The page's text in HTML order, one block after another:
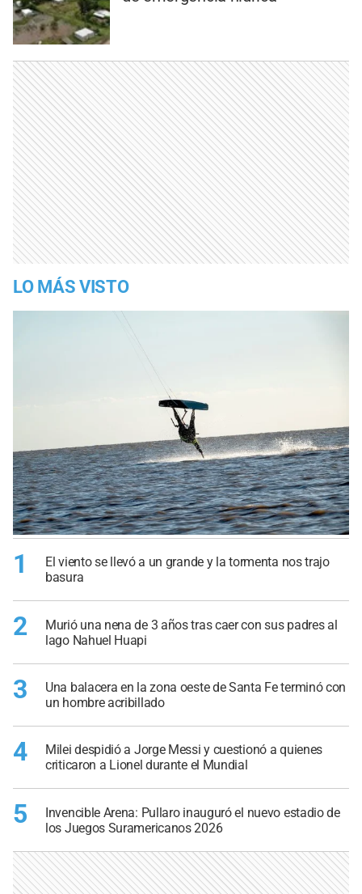
LO MÁS VISTO
1
El viento se llevó a un grande y la tormenta nos trajo
basura
2
Murió una nena de 3 años tras caer con sus padres al
lago Nahuel Huapi
3
Una balacera en la zona oeste de Santa Fe terminó con
un hombre acribillado
4
Milei despidió a Jorge Messi y cuestionó a quienes
criticaron a Lionel durante el Mundial
5
Invencible Arena: Pullaro inauguró el nuevo estadio de
los Juegos Suramericanos 2026